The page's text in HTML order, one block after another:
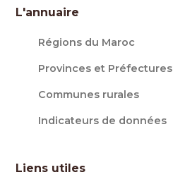
L'annuaire
Régions du Maroc
Provinces et Préfectures
Communes rurales
Indicateurs de données
Liens utiles